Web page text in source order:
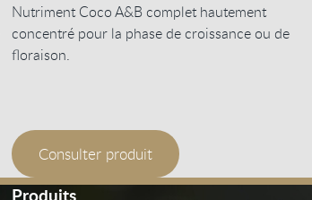
Nutriment Coco A&B complet hautement
concentré pour la phase de croissance ou de
floraison.
Consulter produit
Produits